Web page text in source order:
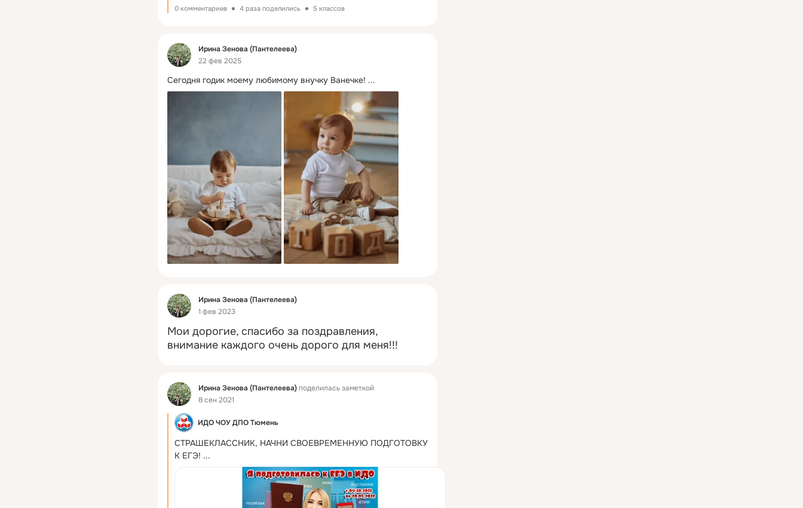
0 комментариев 4 раза поделились 5 классов
Фид
Ирина Зенова (Пантелеева)
22 фев 2025
Сегодня годик моему любимому внучку Ванечке! ...
Фид
Ирина Зенова (Пантелеева)
1 фев 2023
Мои дорогие, спасибо за поздравления,
внимание каждого очень дорого для меня!!!
Фид Ирина Зенова (Пантелеева)поделилась заметкой
8 сен 2021
ИДО ЧОУ ДПО Тюмень
СТРАШЕКЛАССНИК, НАЧНИ СВОЕВРЕМЕННУЮ ПОДГОТОВКУ
К ЕГЭ! ...